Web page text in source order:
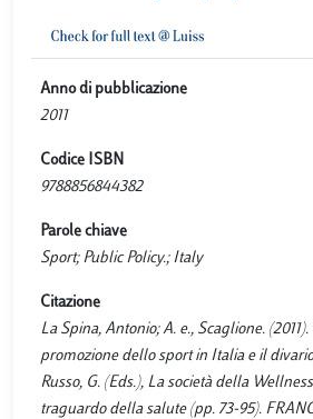
Anno di pubblicazione
2011
Codice ISBN
9788856844382
Parole chiave
Sport; Public Policy.; Italy
Citazione
La Spina, Antonio; A. e., Scaglione.
promozione dello sport in Italia e il
Russo, G. (Eds.), La società della
traguardo della salute (pp. 73-95).